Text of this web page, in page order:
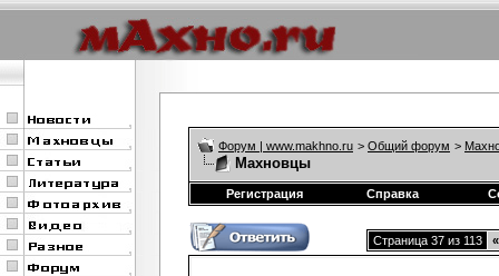
Форум | www.makhno.ru > Общий форум >
Махновцы
Регистрация Справка
Страница 37 из 113 «